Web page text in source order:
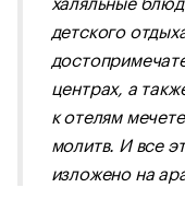
детского
центрах, а
к отелям
молитв. И все
изложено на